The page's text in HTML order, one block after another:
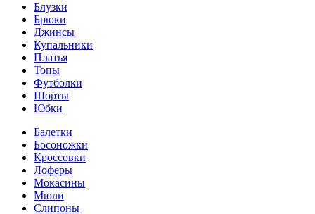
Блузки
Брюки
Джинсы
Купальники
Платья
Топы
Футболки
Шорты
Юбки
Балетки
Босоножки
Кроссовки
Лоферы
Мокасины
Мюли
Слипоны